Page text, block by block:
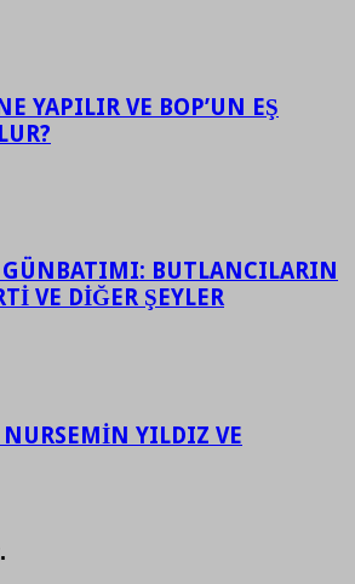
YAPILIR VE BOP’UN EŞ
BUTLANCILARIN
VE DİĞER ŞEYLER
NURSEMİN YILDIZ VE